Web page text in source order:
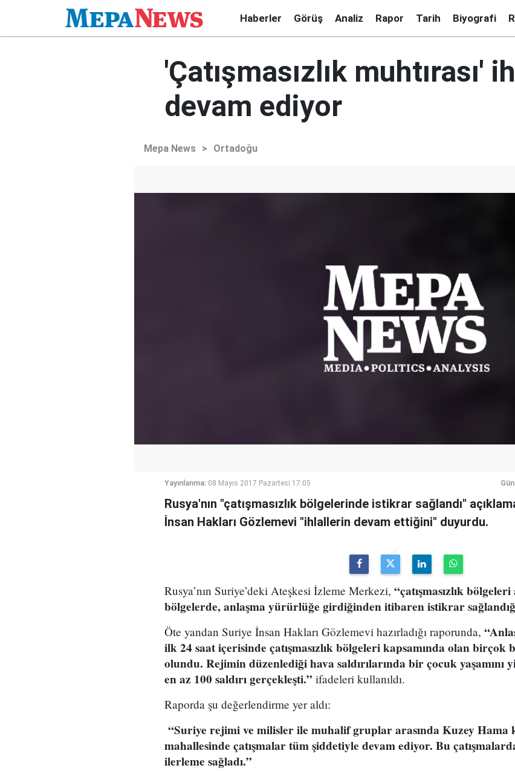
Haberler Görüş Analiz Rapor Tarih Biyografi
'Çatışmasızlık muhtırası'
devam ediyor
Mepa News > Ortadoğu
Yayınlanma: 08 Mayıs 2017 Pazartesi 17:05
Rusya'nın "çatışmasızlık bölgelerinde istikrar sağlandı"
İnsan Hakları Gözlemevi "ihlallerin devam ettiğini" duyurdu.
Rusya’nın Suriye’deki Ateşkesi İzleme Merkezi, “çatışmasızlık bölgeleri
bölgelerde, anlaşma yürürlüğe girdiğinden itibaren istikrar
Öte yandan Suriye İnsan Hakları Gözlemevi hazırladığı raporunda,
ilk 24 saat içerisinde çatışmasızlık bölgeleri kapsamında olan birçok
olundu. Rejimin düzenlediği hava saldırılarında bir çocuk yaşamını
en az 100 saldırı gerçekleşti.” ifadeleri kullanıldı.
Raporda şu değerlendirme yer aldı:
“Suriye rejimi ve milisler ile muhalif gruplar arasında Kuzey Hama
mahallesinde çatışmalar tüm şiddetiyle devam ediyor. Bu
ilerleme sağladı.”